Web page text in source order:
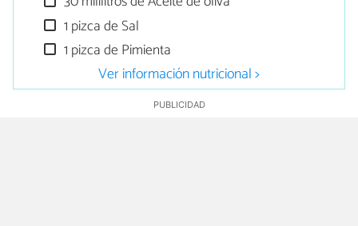
1 pizca de Sal
1 pizca de Pimienta
Ver información nutricional >